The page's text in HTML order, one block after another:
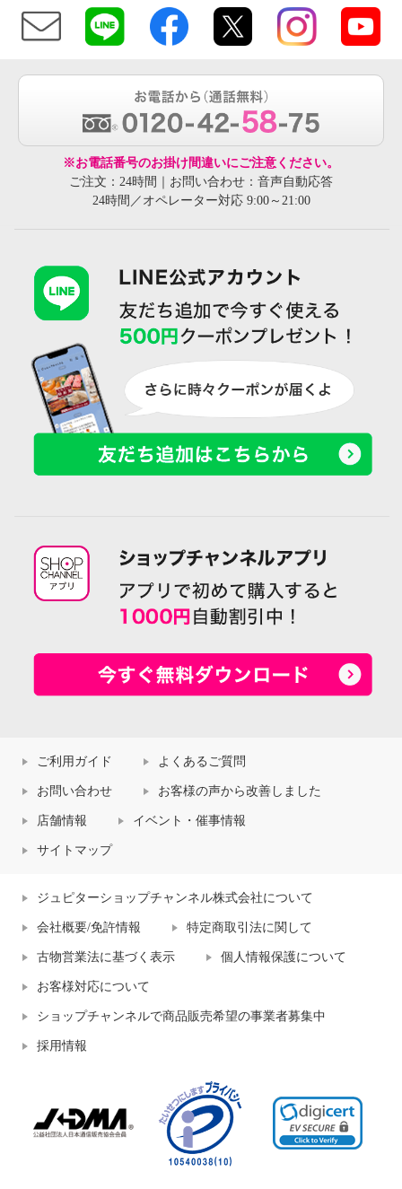
※お電話番号のお掛け間違いにご注意ください。
ご注文：24時間｜お問い合わせ：音声自動応答
24時間／オペレーター対応 9:00～21:00
ご利用ガイド よくあるご質問
お問い合わせ お客様の声から改善しました
店舗情報 イベント・催事情報
サイトマップ
ジュピターショップチャンネル株式会社について
会社概要/免許情報 特定商取引法に関して
古物営業法に基づく表示 個人情報保護について
お客様対応について
ショップチャンネルで商品販売希望の事業者募集中
採用情報